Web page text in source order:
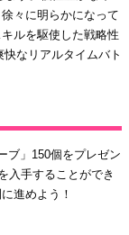
々に明らかになって
ルを駆使した戦略性
なリアルタイムバト
ブ」150個をプレゼン
入手することができ
進めよう！